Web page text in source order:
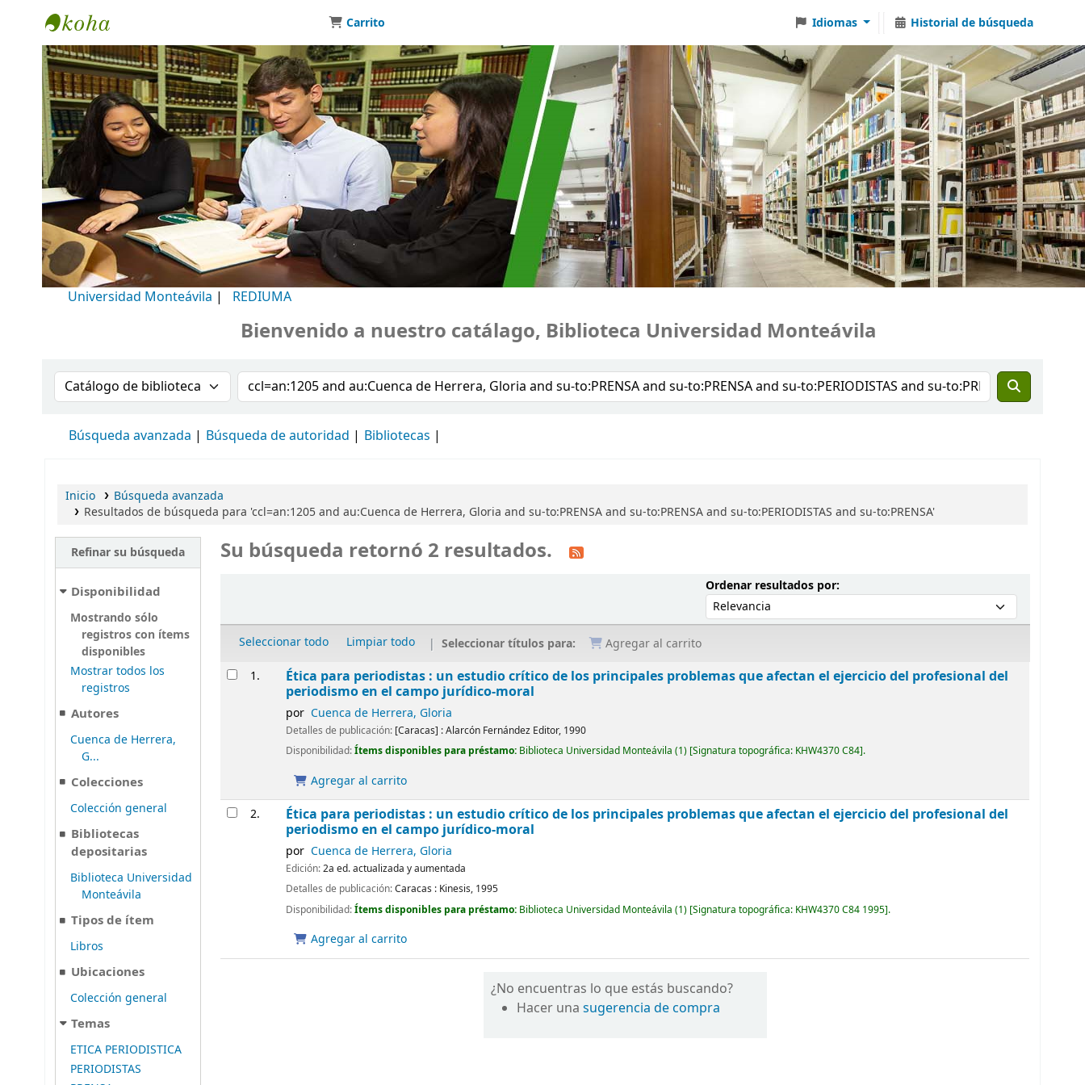
Biblioteca Universidad Monteávila
Carrito Idiomas Historial de búsqueda
Universidad Monteávila | REDIUMA
Bienvenido a nuestro catálago, Biblioteca Universidad Monteávila
Buscar en el catálogo por:Buscar en el catálogo
Búsqueda avanzada Búsqueda de autoridad Bibliotecas
Inicio
Búsqueda avanzada
Resultados de búsqueda para 'ccl=an:1205 and au:Cuenca de Herrera, Gloria and su-to:PRENSA and su-to:PRENSA and su-to:PERIODISTAS and su-to:PRENSA'
Refinar su búsqueda
Disponibilidad
Mostrando sólo
registros con ítems
disponibles
Mostrar todos los
registros
Autores
Cuenca de Herrera,
G...
Colecciones
Colección general
Bibliotecas
depositarias
Biblioteca Universidad
Monteávila
Tipos de ítem
Libros
Ubicaciones
Colección general
Temas
ETICA PERIODISTICA
PERIODISTAS
Su búsqueda retornó 2 resultados.
Ordenar resultados por:Ordenar por:
Seleccionar todo Limpiar todo Seleccionar títulos para: Agregar al carrito
Resultados
1.
Ética para periodistas : un estudio crítico de los principales problemas que afectan el ejercicio del profesional del
periodismo en el campo jurídico-moral
por Cuenca de Herrera, Gloria
Detalles de publicación: [Caracas] :Alarcón Fernández Editor, 1990
Disponibilidad:Ítems disponibles para préstamo: Biblioteca Universidad Monteávila (1) Signatura topográfica: KHW4370 C84 .
Agregar al carrito
2.
Ética para periodistas : un estudio crítico de los principales problemas que afectan el ejercicio del profesional del
periodismo en el campo jurídico-moral
por Cuenca de Herrera, Gloria
Edición:2a ed. actualizada y aumentada
Detalles de publicación:Caracas : Kinesis, 1995
Disponibilidad:Ítems disponibles para préstamo: Biblioteca Universidad Monteávila (1) Signatura topográfica: KHW4370 C84 1995 .
Agregar al carrito
¿No encuentras lo que estás buscando?
Hacer unasugerencia de compra